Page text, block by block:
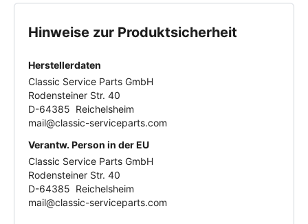
Hinweise zur Produktsicherheit
Herstellerdaten
Classic Service Parts GmbH
Rodensteiner Str. 40
D-64385 Reichelsheim
mail@classic-serviceparts.com
Verantw. Person in der EU
Classic Service Parts GmbH
Rodensteiner Str. 40
D-64385 Reichelsheim
mail@classic-serviceparts.com